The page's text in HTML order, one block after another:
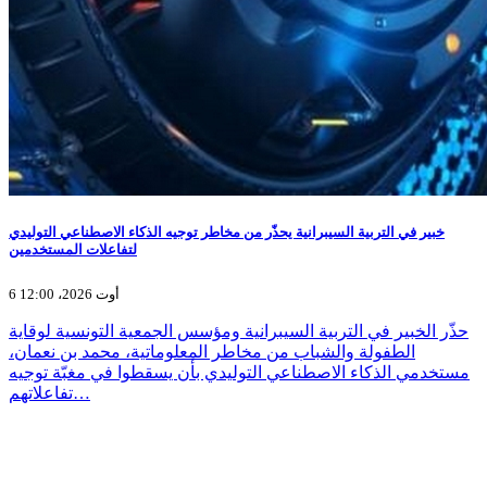
خبير في التربية السيبرانية يحذّر من مخاطر توجيه الذكاء الاصطناعي التوليدي
لتفاعلات المستخدمين
6 أوت 2026، 12:00
حذّر الخبير في التربية السيبرانية ومؤسس الجمعية التونسية لوقاية
الطفولة والشباب من مخاطر المعلوماتية، محمد بن نعمان،
مستخدمي الذكاء الاصطناعي التوليدي بأن يسقطوا في مغبّة توجيه
تفاعلاتهم…